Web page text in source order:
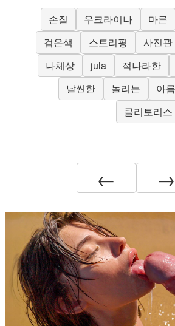
손질 우크라이나 마른
검은색
스트리핑 사진관
나체상
jula 적나라한
날씬한
놀리는 아
클리토리스
← →